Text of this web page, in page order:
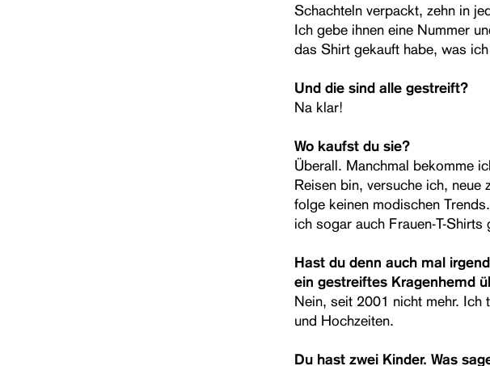
Schachteln verpackt, zehn in
Ich gebe ihnen eine Nummer
das Shirt gekauft habe, was
Und die sind alle gestreift?
Na klar!
Wo kaufst du sie?
Überall. Manchmal bekomme
Reisen bin, versuche ich,
folge keinen modischen
ich sogar auch Frauen-T-Shirts
Hast du denn auch mal
ein gestreiftes Kragenhemd
Nein, seit 2001 nicht mehr. Ich
und Hochzeiten.
Du hast zwei Kinder. Was